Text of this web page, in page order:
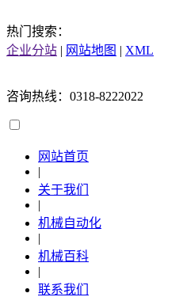
热门搜索：
企业分站 | 网站地图 | XML
咨询热线：0318-8222022
网站首页
|
关于我们
|
机械自动化
|
机械百科
|
联系我们